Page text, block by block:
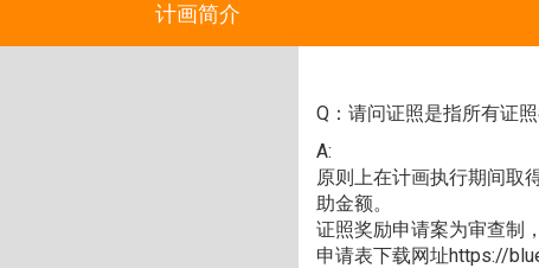
计画简介
Q：请问证照是指所有证
A:
原则上在计画执行期间取
助金额。
证照奖励申请案为审查制
申请表下载网址https://